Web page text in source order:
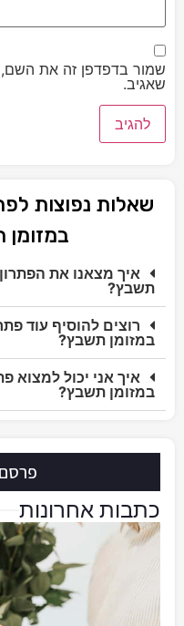
שמור בדפדפן זה את
שאגיב.
שאלות נפוצות
איך מצאנו את
תשבץ?
רוצים להוסיף עוד
במזומן תשבץ?
איך אני יכול למצוא
במזומן תשבץ?
כתבות אחרונות